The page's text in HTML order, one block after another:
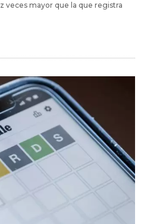
veces mayor que la que registra